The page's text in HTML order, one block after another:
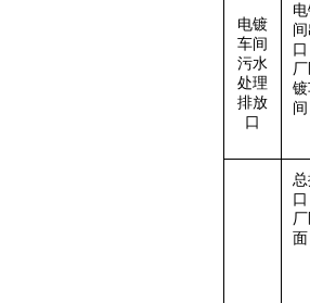
电镀
车间
污水
处理
排放
口
间
面